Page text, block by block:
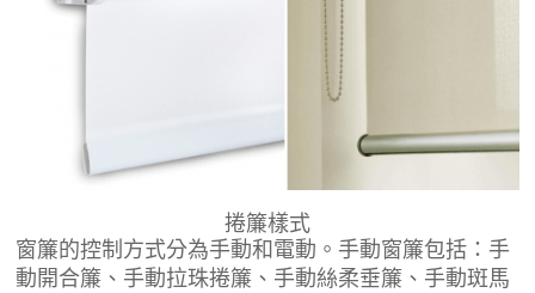
捲簾樣式
窗簾的控制方式分為手動和電動。手動窗簾包括：手
動開合簾、手動拉珠捲簾、手動絲柔垂簾、手動斑馬